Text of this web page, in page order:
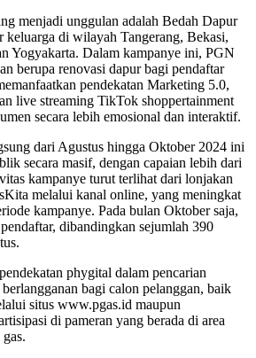
menjadi unggulan adalah Bedah Dapur
keluarga di wilayah Tangerang, Bekasi,
Yogyakarta. Dalam kampanye ini, PGN
berupa renovasi dapur bagi pendaftar
pendekatan Marketing 5.0,
live streaming TikTok shoppertainment
secara lebih emosional dan interaktif.
dari Agustus hingga Oktober 2024 ini
secara masif, dengan capaian lebih dari
kampanye turut terlihat dari lonjakan
melalui kanal online, yang meningkat
kampanye. Pada bulan Oktober saja,
dibandingkan sejumlah 390
phygital dalam pencarian
bagi calon pelanggan, baik
situs www.pgas.id maupun
di pameran yang berada di area